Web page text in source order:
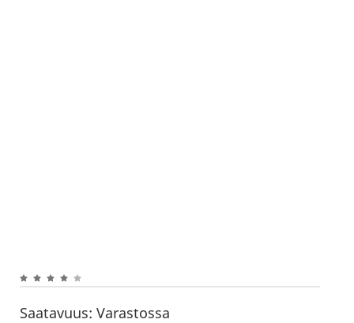
Saatavuus: Varastossa